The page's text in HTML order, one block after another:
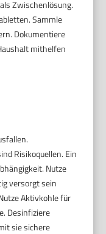
Zwischenlösung.
Sammle
Dokumentiere
mithelfen
Risikoquellen. Ein
Nutze
versorgt sein
Aktivkohle für
Desinfiziere
sie sichere